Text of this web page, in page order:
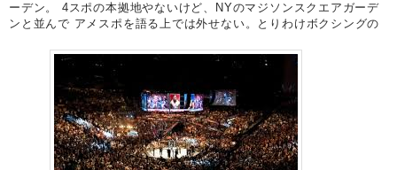
ーデン。 4スポの本拠地やないけど、NYのマジソンスクエアガーデ
ンと並んで アメスポを語る上では外せない。とりわけボクシングの